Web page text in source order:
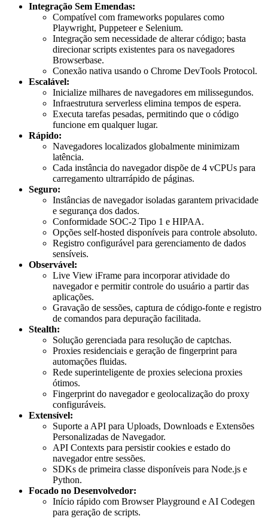
Integração Sem Emendas:
Compatível com frameworks populares como
Playwright, Puppeteer e Selenium.
Integração sem necessidade de alterar código; basta
direcionar scripts existentes para os navegadores
Browserbase.
Conexão nativa usando o Chrome DevTools Protocol.
Escalável:
Inicialize milhares de navegadores em milissegundos.
Infraestrutura serverless elimina tempos de espera.
Executa tarefas pesadas, permitindo que o código
funcione em qualquer lugar.
Rápido:
Navegadores localizados globalmente minimizam
latência.
Cada instância do navegador dispõe de 4 vCPUs para
carregamento ultrarrápido de páginas.
Seguro:
Instâncias de navegador isoladas garantem privacidade
e segurança dos dados.
Conformidade SOC-2 Tipo 1 e HIPAA.
Opções self-hosted disponíveis para controle absoluto.
Registro configurável para gerenciamento de dados
sensíveis.
Observável:
Live View iFrame para incorporar atividade do
navegador e permitir controle do usuário a partir das
aplicações.
Gravação de sessões, captura de código-fonte e registro
de comandos para depuração facilitada.
Stealth:
Solução gerenciada para resolução de captchas.
Proxies residenciais e geração de fingerprint para
automações fluidas.
Rede superinteligente de proxies seleciona proxies
ótimos.
Fingerprint do navegador e geolocalização do proxy
configuráveis.
Extensível:
Suporte a API para Uploads, Downloads e Extensões
Personalizadas de Navegador.
API Contexts para persistir cookies e estado do
navegador entre sessões.
SDKs de primeira classe disponíveis para Node.js e
Python.
Focado no Desenvolvedor:
Início rápido com Browser Playground e AI Codegen
para geração de scripts.